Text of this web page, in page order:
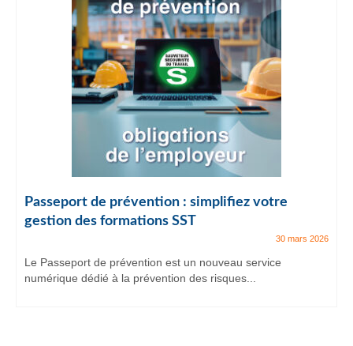
Passeport de prévention : simplifiez votre
gestion des formations SST
30 mars 2026
Le Passeport de prévention est un nouveau service
numérique dédié à la prévention des risques...